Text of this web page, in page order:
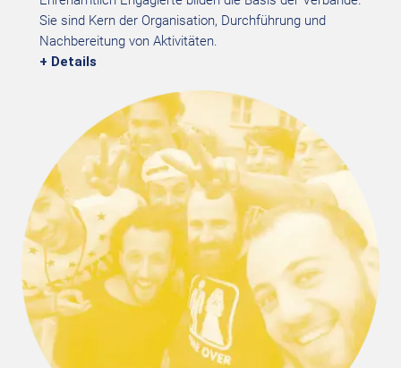
Sie sind Kern der Organisation, Durchführung und
Nachbereitung von Aktivitäten.
+ Details